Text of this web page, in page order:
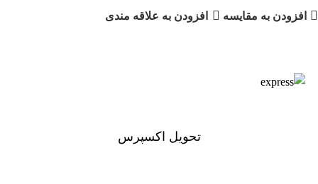
افزودن به مقایسه افزودن به علاقه مندی
تحویل اکسپرس